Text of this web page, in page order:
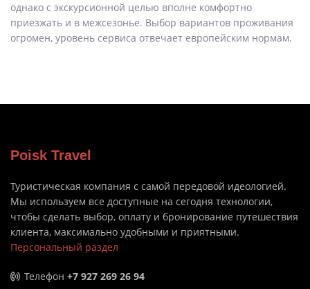
однако с экскурсионной целью вполне комфортно
приезжать и в межсезонье. Выбор вариантов проживания
огромен, уровень сервиса отвечает европейским нормам.
Poisk Travel
Туристическая компания с самой передовой идеологией.
Мы используем все доступные на сегодня технологии,
чтобы сделать выбор, оплату и бронирование путешествия
клиента, максимально удобными и приятными.
Персональный раздел
Телефон +7 927 269 26 94